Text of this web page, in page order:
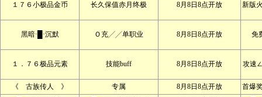
１７６小极品金币 长久保值赤月终极 8月8日8点开放 新版
黑暗·█·沉默 Ｏ充╱╱单职业 8月8日8点开放 免
１．７６极品元素 技能buff 8月8日8点开放 攻速
《 古族传人 》 专属 8月8日8点开放
首爆